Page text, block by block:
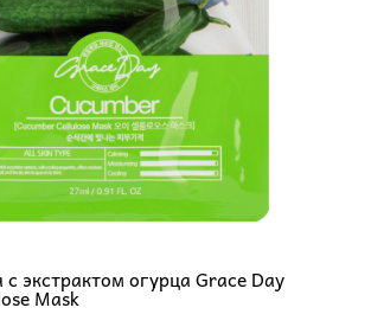
экстрактом огурца Grace Day
Mask